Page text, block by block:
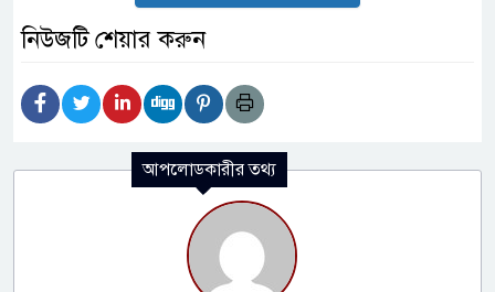
নিউজটি শেয়ার করুন
আপলোডকারীর তথ্য